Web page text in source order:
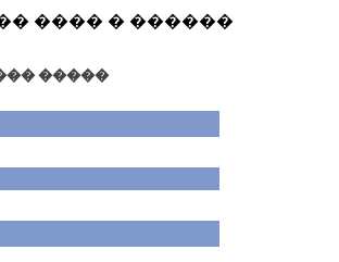
���� � ������
�����